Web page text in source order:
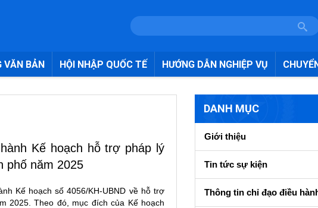
VĂN BẢN HỘI NHẬP QUỐC TẾ HƯỚNG DẪN NGHIỆP VỤ
Kế hoạch hỗ trợ pháp lý
phố năm 2025
Kế hoạch số 4056/KH-UBND về hỗ trợ
2025. Theo đó, mục đích của Kế hoạch
DANH MỤC
Giới thiệu
Tin tức sự kiện
Thông tin chỉ đạo điều